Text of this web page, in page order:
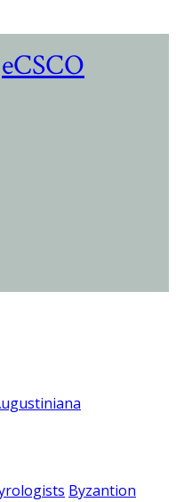
eCSCO
Byzantion